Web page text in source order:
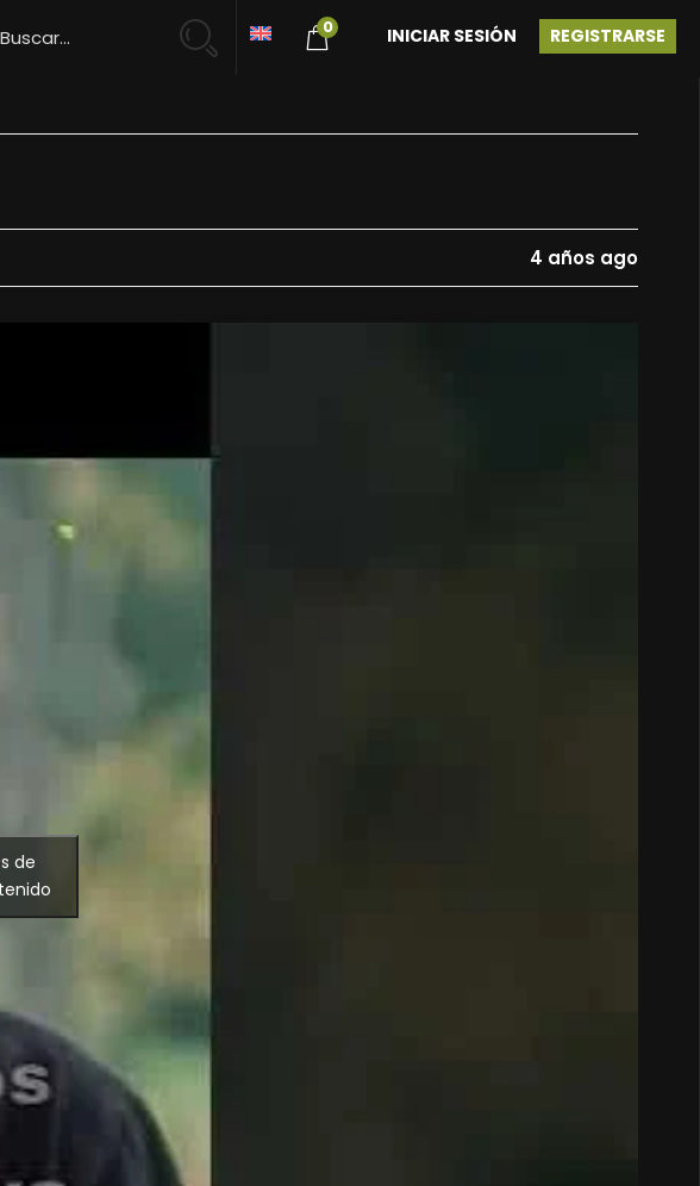
0 REGISTRARSE
INICIAR SESIÓN
4 años ago
de